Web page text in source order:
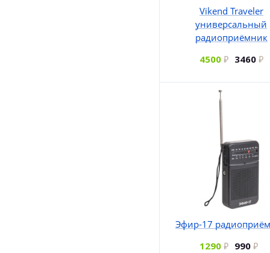
Vikend Traveler
универсальный
радиоприёмник
4500
3460
Эфир-17
1290
990